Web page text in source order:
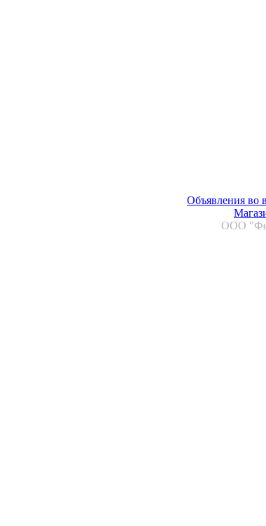
Объявления во
ООО